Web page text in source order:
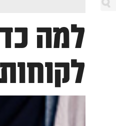
למה